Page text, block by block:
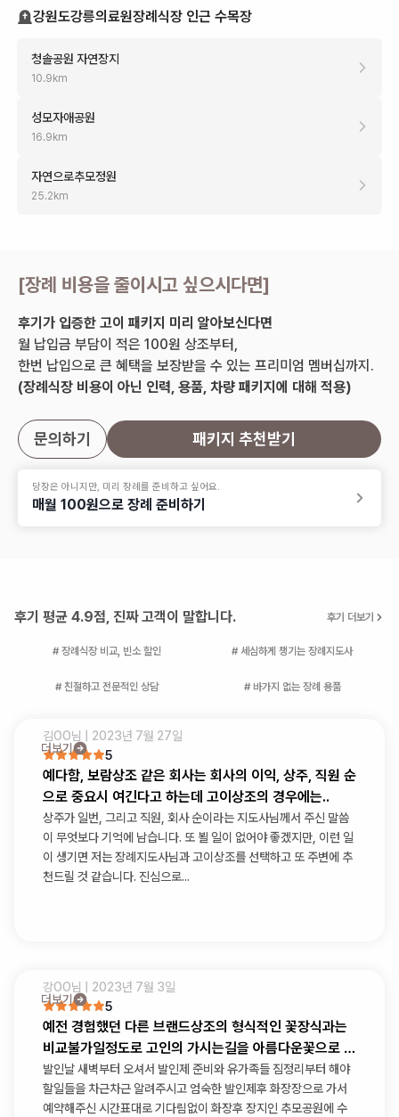
강원도강릉의료원장례식장 인근 수목장
청솔공원 자연장지
10.9 km
성모자애공원
16.9 km
자연으로추모정원
25.2 km
[장례 비용을 줄이시고 싶으시다면]
후기가 입증한 고이 패키지 미리 알아보신다면
월 납입금 부담이 적은 100원 상조부터,
한번 납입으로 큰 혜택을 보장받을 수 있는 프리미엄 멤버십까지.
(장례식장 비용이 아닌 인력, 용품, 차량 패키지에 대해 적용)
문의하기 패키지 추천받기
당장은 아니지만, 미리 장례를 준비하고 싶어요.
매월 100원으로 장례 준비하기
후기 평균 4.9점, 진짜 고객이 말합니다. 후기 더보기
# 장례식장 비교, 빈소 할인 # 세심하게 챙기는 장례지도사
# 친절하고 전문적인 상담 # 바가지 없는 장례 용품
더보기
김OO님 | 2023년 7월 27일
5
예다함, 보람상조 같은 회사는 회사의 이익, 상주, 직원 순
으로 중요시 여긴다고 하는데 고이상조의 경우에는..
상주가 일번, 그리고 직원, 회사 순이라는 지도사님께서 주신 말씀
이 무엇보다 기억에 남습니다. 또 뵐 일이 없어야 좋겠지만, 이런 일
이 생기면 저는 장례지도사님과 고이상조를 선택하고 또 주변에 추
천드릴 것 같습니다. 진심으로...
더보기
강OO님 | 2023년 7월 3일
5
예전 경험했던 다른 브랜드상조의 형식적인 꽃장식과는
비교불가일정도로 고인의 가시는길을 아름다운꽃으로 가
득채워주셨습니다
발인날 새벽부터 오셔서 발인제 준비와 유가족들 짐정리부터 해야
할일들을 차근차근 알려주시고 엄숙한 발인제후 화장장으로 가서
예약해주신 시간표대로 기다림없이 화장후 장지인 추모공원에 수